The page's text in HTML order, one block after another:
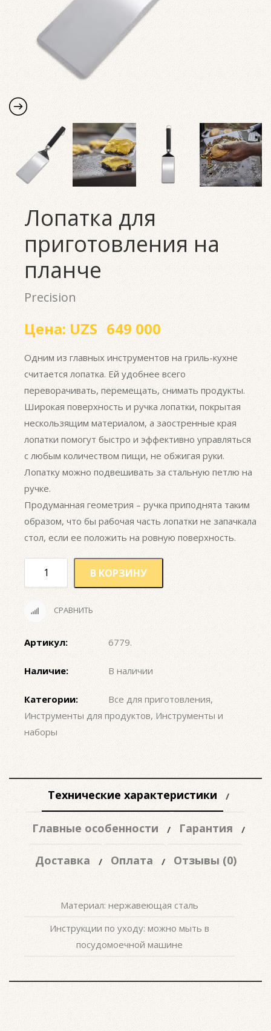
Лопатка для
приготовления на
планче
Precision
Цена: UZS 649 000
Одним из главных инструментов на гриль-кухне
считается лопатка. Ей удобнее всего
переворачивать, перемещать, снимать продукты.
Широкая поверхность и ручка лопатки, покрытая
нескользящим материалом, а заостренные края
лопатки помогут быстро и эффективно управляться
с любым количеством пищи, не обжигая руки.
Лопатку можно подвешивать за стальную петлю на
ручке.
Продуманная геометрия – ручка приподнята таким
образом, что бы рабочая часть лопатки не запачкала
стол, если ее положить на ровную поверхность.
В КОРЗИНУ
СРАВНИТЬ
Артикул: 6779.
Наличие: В наличии
Категории: Все для приготовления,
Инструменты для продуктов, Инструменты и
наборы
Технические характеристики
Главные особенности Гарантия
Доставка Оплата Отзывы (0)
Материал: нержавеющая сталь
Инструкции по уходу: можно мыть в
посудомоечной машине